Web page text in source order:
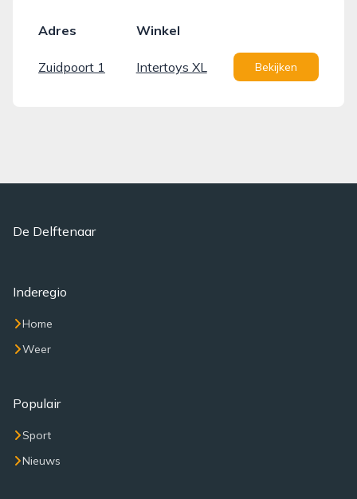
Adres Winkel
Zuidpoort 1 Intertoys XL Bekijken
De Delftenaar
Inderegio
Home
Weer
Populair
Sport
Nieuws